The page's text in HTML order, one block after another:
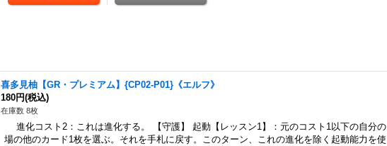
喜多見柚【GR・プレミアム】{CP02-P01}《エルフ》
180円(税込)
在庫数 8枚
進化コスト2：これは進化する。 【守護】 起動【レッスン1】：元のコスト1以下の自分の
場の他のカード1枚を選ぶ。それを手札に戻す。このターン、これの進化を除く起動能力を使